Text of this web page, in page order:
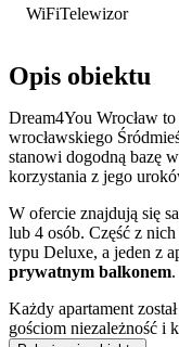
WiFiTelewizor
Opis obiektu
Dream4You Wrocław
wrocławskiego
stanowi dogodną bazę
korzystania z jego
W ofercie znajdują się
lub 4 osób. Część z
typu Deluxe, a jeden z
prywatnym balkonem.
Każdy apartament
gościom niezależność i